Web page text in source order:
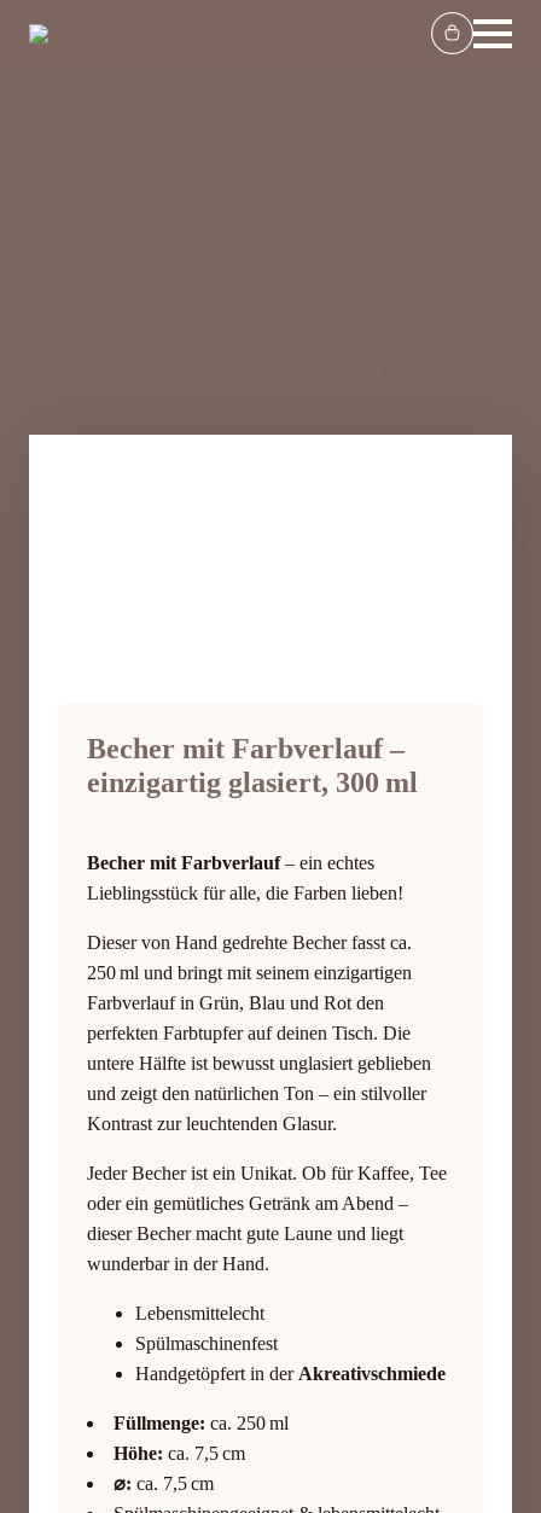
Becher mit Farbverlauf –
einzigartig glasiert, 300 ml
Becher mit Farbverlauf– ein echtes
Lieblingsstück für alle, die Farben lieben!
Dieser von Hand gedrehte Becher fasst ca.
250 ml und bringt mit seinem einzigartigen
Farbverlauf in Grün, Blau und Rot den
perfekten Farbtupfer auf deinen Tisch. Die
untere Hälfte ist bewusst unglasiert geblieben
und zeigt den natürlichen Ton – ein stilvoller
Kontrast zur leuchtenden Glasur.
Jeder Becher ist ein Unikat. Ob für Kaffee, Tee
oder ein gemütliches Getränk am Abend –
dieser Becher macht gute Laune und liegt
wunderbar in der Hand.
Lebensmittelecht
Spülmaschinenfest
Handgetöpfert in der Akreativschmiede
Füllmenge: ca. 250 ml
Höhe: ca. 7,5 cm
⌀: ca. 7,5 cm